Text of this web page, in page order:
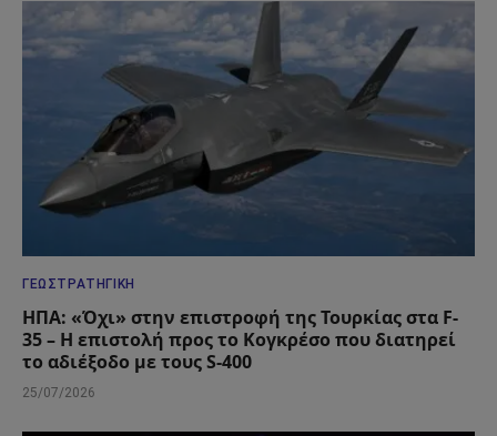
ΓΕΩΣΤΡΑΤΗΓΙΚΉ
ΗΠΑ: «Όχι» στην επιστροφή της Τουρκίας στα F-
35 – Η επιστολή προς το Κογκρέσο που διατηρεί
το αδιέξοδο με τους S-400
25/07/2026